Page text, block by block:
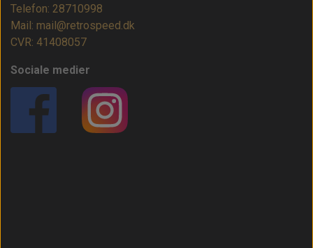
Telefon: 28710998
Mail: mail@retrospeed.dk
CVR: 41408057
Sociale medier